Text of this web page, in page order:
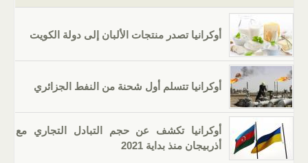
أوكرانيا تصدر منتجات الألبان إلى دولة الكويت
أوكرانيا تتسلم أول شحنة من النفط الجزائري
أوكرانيا تكشف عن حجم التبادل التجاري مع
أذربيجان منذ بداية 2021